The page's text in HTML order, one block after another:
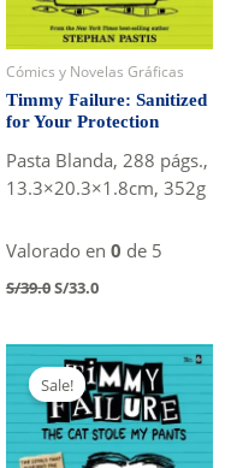
Cómics y Novelas Gráficas
Timmy Failure: Sanitized
for Your Protection
Pasta Blanda, 288 págs.,
13.3×20.3×1.8cm, 352g
Valorado en 0 de 5
S/39.0Original
S/39.0.
S/33.0Current
S/33.0.
Sale!